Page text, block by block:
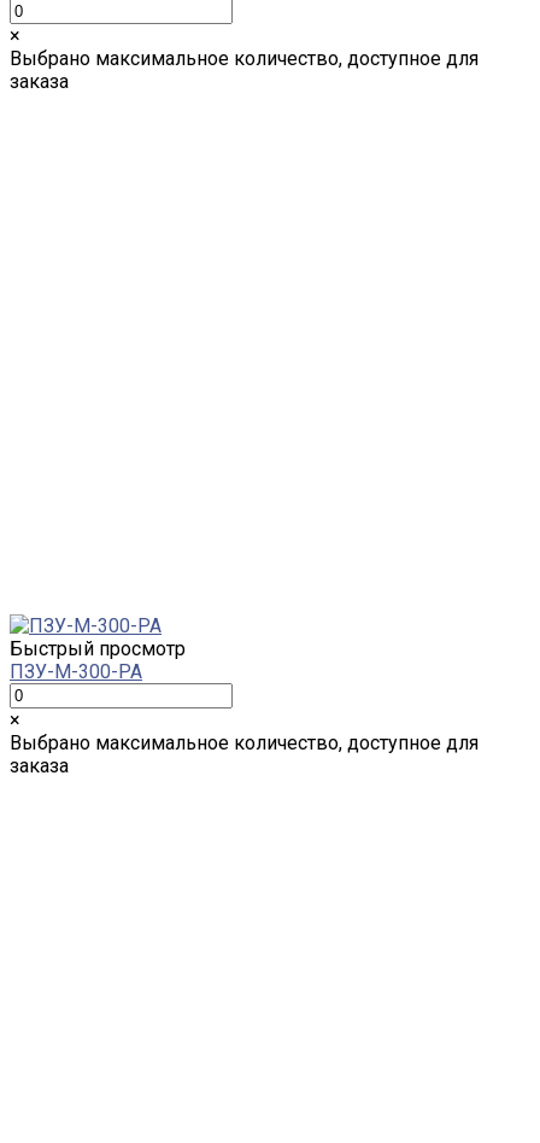
×
Выбрано максимальное количество, доступное для
заказа
Быстрый просмотр
ПЗУ-М-300-PA
×
Выбрано максимальное количество, доступное для
заказа